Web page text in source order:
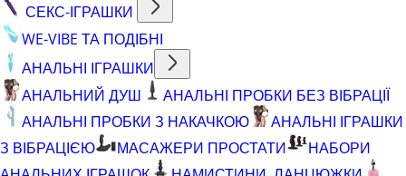
СЕКС-ІГРАШКИ
WE-VIBE ТА ПОДІБНІ
АНАЛЬНІ ІГРАШКИ
АНАЛЬНИЙ ДУШ
АНАЛЬНІ ПРОБКИ БЕЗ ВІБРАЦІЇ
АНАЛЬНІ ПРОБКИ З НАКАЧКОЮ
АНАЛЬНІ ІГРАШКИ
З ВІБРАЦІЄЮ
МАСАЖЕРИ ПРОСТАТИ
НАБОРИ